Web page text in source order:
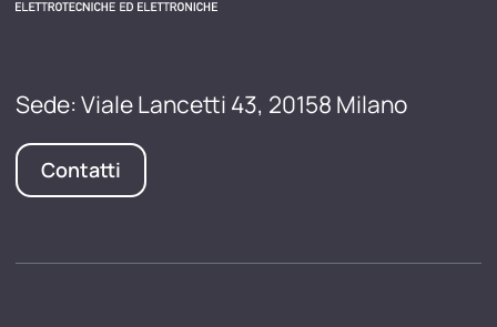
Sede: Viale Lancetti 43, 20158 Milano
Contatti